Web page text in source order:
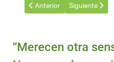
Artículo anterior: La ruta
Anterior Artículo
Siguiente
“Merecen otra